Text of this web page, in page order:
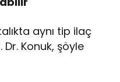
aynı tip ilaç
Konuk, şöyle